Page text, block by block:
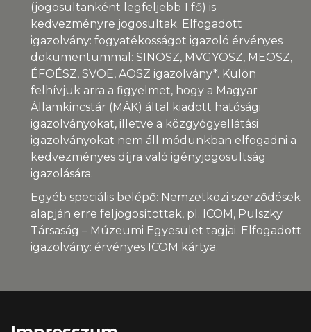
(jogosultanként legfeljebb 1 fő) is
kedvezményre jogosultak. Elfogadott
igazolvány: fogyatékosságot igazoló érvényes
dokumentummal: SINOSZ, MVGYOSZ, MEOSZ,
ÉFOÉSZ, SVOE, AOSZ igazolvány*. Külön
felhívjuk arra a figyelmet, hogy a Magyar
Államkincstár (MÁK) által kiadott hatósági
igazolványokat, illetve a közgyógyellátási
igazolványokat nem áll módunkban elfogadni a
kedvezményes díjra való igényjogosultság
igazolására.
Egyéb speciális belépő: Nemzetközi szerződések
alapján erre feljogosítottak, pl. ICOM, Pulszky
Társaság – Múzeumi Egyesület tagjai. Elfogadott
igazolvány: érvényes ICOM kártya.